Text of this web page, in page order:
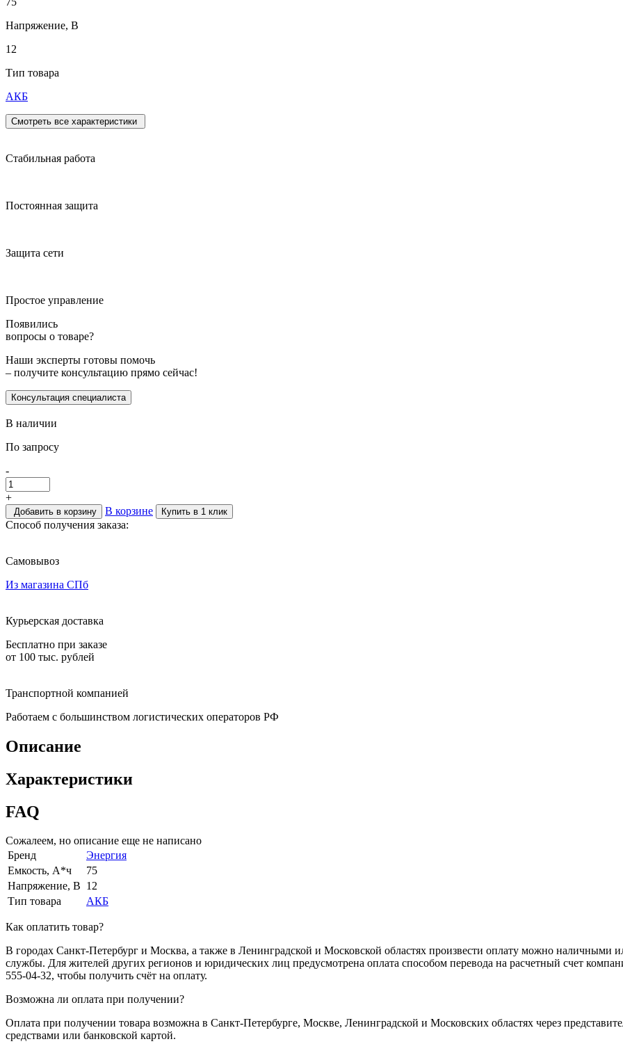
Напряжение, В
12
Тип товара
АКБ
Смотреть все характеристики
Стабильная работа
Постоянная защита
Защита сети
Простое управление
Появились
вопросы о товаре?
Наши эксперты готовы помочь
– получите консультацию прямо сейчас!
Консультация специалиста
В наличии
По запросу
-
+
Добавить в корзину В корзине Купить в 1 клик
Способ получения заказа:
Самовывоз
Из магазина СПб
Курьерская доставка
Бесплатно при заказе
от 100 тыс. рублей
Транспортной компанией
Работаем с большинством логистических операторов РФ
Описание
Характеристики
FAQ
Сожалеем, но описание еще не написано
Бренд
Энергия
Емкость, А*ч
75
Напряжение, В 12
Тип товара
АКБ
Как оплатить товар?
В городах Санкт-Петербург и Москва, а также в Ленинградской и Московской областях произвести оплату можно наличными
службы. Для жителей других регионов и юридических лиц предусмотрена оплата способом перевода на расчетный счет
555-04-32, чтобы получить счёт на оплату.
Возможна ли оплата при получении?
Оплата при получении товара возможна в Санкт-Петербурге, Москве, Ленинградской и Московских областях через
средствами или банковской картой.